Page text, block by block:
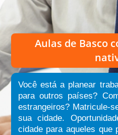
Aulas de Basco
Você está a planear
para outros países?
estrangeiros? Matricule-
sua cidade.
cidade para aqueles que